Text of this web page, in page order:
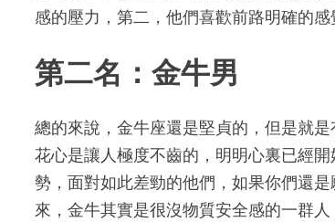
感的壓力，第二，他們喜歡前路明確的
第二名：金牛男
總的來說，金牛座還是堅貞的，但是就
花心是讓人極度不齒的，明明心裏已經
勢，面對如此差勁的他們，如果你們還
來，金牛其實是很沒物質安全感的一群